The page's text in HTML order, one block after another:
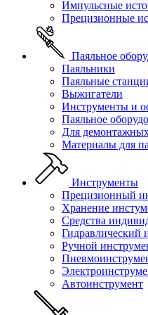
Импульсные
Прецизионные
Паяльное
Паяльники
Паяльные
Выжигатели
Инструменты и
Паяльное
Для
Материалы для
Инструменты
Прецизионный
Хранение
Средства
Гидравлический
Ручной
Автоинструмент